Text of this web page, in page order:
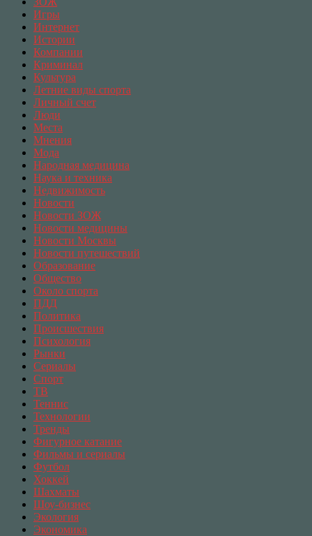
Игры
Интернет
Истории
Компании
Криминал
Культура
Летние виды спорта
Личный счет
Люди
Места
Мнения
Мода
Народная медицина
Наука и техника
Недвижимость
Новости
Новости ЗОЖ
Новости медицины
Новости Москвы
Новости путешествий
Образование
Общество
Около спорта
ПДД
Политика
Происшествия
Психология
Рынки
Сериалы
Спорт
ТВ
Теннис
Технологии
Тренды
Фигурное катание
Фильмы и сериалы
Футбол
Хоккей
Шахматы
Шоу-бизнес
Экология
Экономика